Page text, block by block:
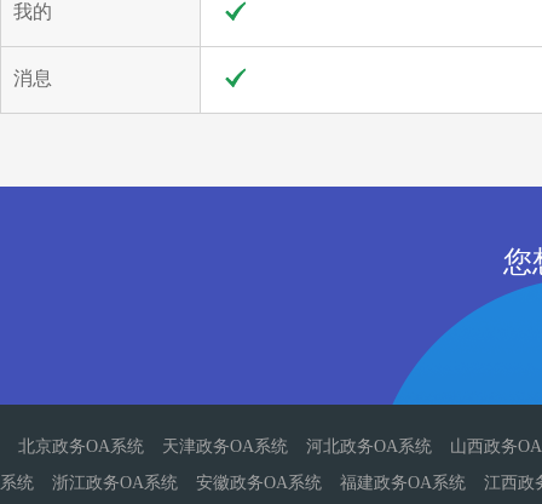
我的
消息
您
北京政务OA系统 天津政务OA系统 河北政务OA系统
山西政务
系统
浙江政务OA系统 安徽政务OA系统 福建政务OA系统 江西政